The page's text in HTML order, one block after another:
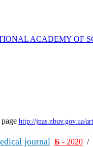
ACADEMY OF
http://jnas.nbuv.gov.ua/
journal Б - 2020/